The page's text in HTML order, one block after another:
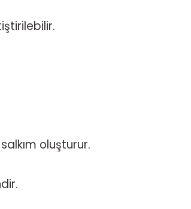
oluşturur.